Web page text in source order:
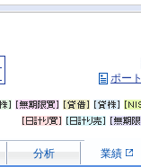
ポー
分析 業績